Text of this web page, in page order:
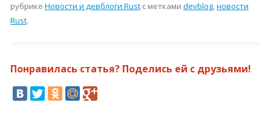
рубрике Новости и девблоги Rust с метками devblog,новости
Rust.
Понравилась статья? Поделись ей с друзьями!